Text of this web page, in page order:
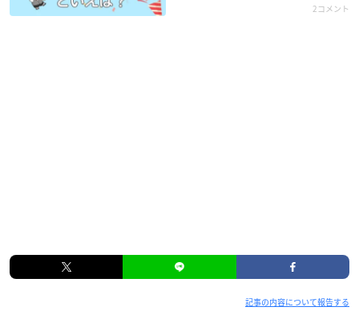
2コメント
記事の内容について報告する